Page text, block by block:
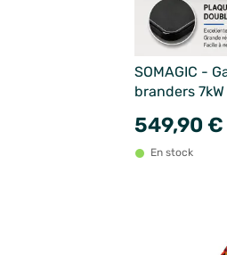
SOMAGIC -
branders 7kW
549,90 €
En stock